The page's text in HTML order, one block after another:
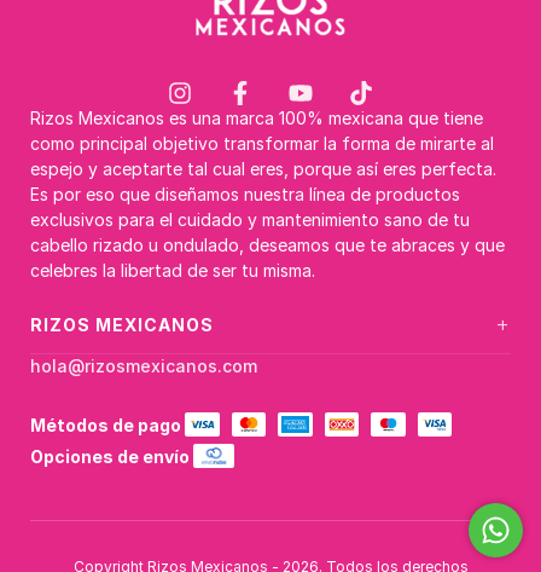
Rizos Mexicanos es una marca 100% mexicana que tiene
como principal objetivo transformar la forma de mirarte al
espejo y aceptarte tal cual eres, porque así eres perfecta.
Es por eso que diseñamos nuestra línea de productos
exclusivos para el cuidado y mantenimiento sano de tu
cabello rizado u ondulado, deseamos que te abraces y que
celebres la libertad de ser tu misma.
RIZOS MEXICANOS +
hola@rizosmexicanos.com
Métodos de pago
Opciones de envío
Copyright Rizos Mexicanos - 2026. Todos los derechos